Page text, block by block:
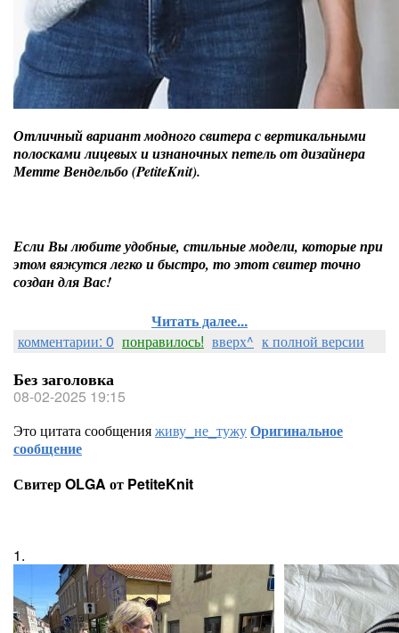
Отличный вариант модного свитера с вертикальными
полосками лицевых и изнаночных петель от дизайнера
Метте Вендельбо (PetiteKnit).
Если Вы любите удобные, стильные модели, которые при
этом вяжутся легко и быстро, то этот свитер точно
создан для Вас!
Читать далее...
комментарии: 0 понравилось! вверх^ к полной версии
Без заголовка
08-02-2025 19:15
Это цитата сообщенияживу_не_тужуОригинальное
сообщение
Свитер OLGA от PetiteKnit
1.